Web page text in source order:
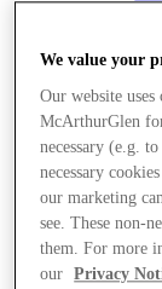
We value your
Our website
McArthurGlen
necessary (e.g.
necessary
our marketing
see. These non-
them. For more
our
Privacy